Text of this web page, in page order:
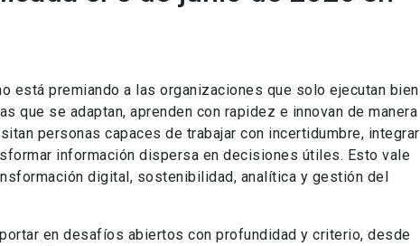
está premiando a las organizaciones que solo ejecutan bien
que se adaptan, aprenden con rapidez e innovan de manera
personas capaces de trabajar con incertidumbre, integrar
información dispersa en decisiones útiles. Esto vale
digital, sostenibilidad, analítica y gestión del
en desafíos abiertos con profundidad y criterio, desde